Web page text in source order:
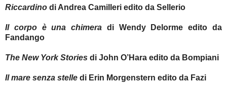
Riccardino di Andrea Camilleri edito da Sellerio
Il corpo è una chimera di Wendy Delorme edito da
Fandango
The New York Stories di John O’Hara edito da Bompiani
Il mare senza stelle di Erin Morgenstern edito da Fazi